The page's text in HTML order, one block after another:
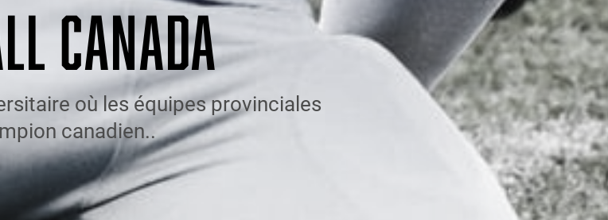
CANADA
où les équipes provinciales
canadien..